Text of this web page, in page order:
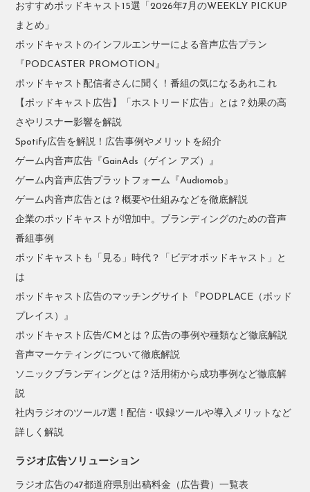
おすすめポッドキャスト15選「2026年7月のWEEKLY PICKUP
まとめ」
ポッドキャストのインフルエンサーによる音声広告プラン
『PODCASTER PROMOTION』
ポッドキャスト配信者さんに聞く！番組の気になるあれこれ
【ポッドキャスト広告】「ホストリード広告」とは？効果の高
さやリスナー影響を解説
Spotify広告を解説！広告事例やメリットを紹介
ゲーム内音声広告『GainAds（ゲイン アズ）』
ゲーム内音声広告プラットフォーム『Audiomob』
ゲーム内音声広告とは？概要や仕組みなどを徹底解説
企業のポッドキャストが増加中。ブランディングのための音声
番組事例
ポッドキャストも「見る」時代？「ビデオポッドキャスト」と
は
ポッドキャスト広告のマッチングサイト『PODPLACE（ポッド
プレイス）』
ポッドキャスト広告/CMとは？広告の事例や種類など徹底解説
音声マーケティングについて徹底解説
ソニックブランディングとは？活用術から成功事例など徹底解
説
社内ラジオのツール7選！配信・収録ツールや導入メリットなど
詳しく解説
ラジオ広告ソリューション
ラジオ広告の47都道府県別出稿料金（広告費）一覧表